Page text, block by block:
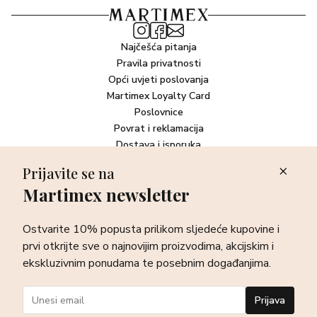
Najčešća pitanja
Pravila privatnosti
Opći uvjeti poslovanja
Martimex Loyalty Card
Poslovnice
Povrat i reklamacija
Dostava i isporuka
Newsletter
sve o najnovijim proizvodima, akcijskim i ekskluzivnim
ponudama te posebnim događanjima.
Prijava
Prijavite se na
Martimex newsletter
Ostvarite 10% popusta prilikom sljedeće kupovine i
prvi otkrijte sve o najnovijim proizvodima, akcijskim i
ekskluzivnim ponudama te posebnim događanjima.
Prijava